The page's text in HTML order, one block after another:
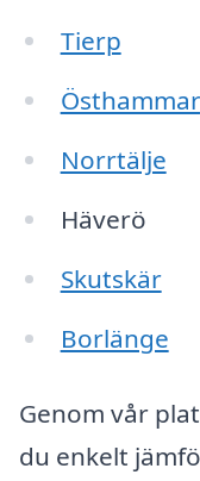
Tierp
Östhammar
Norrtälje
Häverö
Skutskär
Borlänge
Genom vår
du enkelt